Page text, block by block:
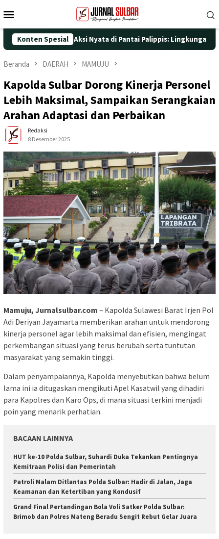
ke
Mobile
Konten Spesial
25 dengan Aksi Nyata di Pantai Palippis: Lingkungan dan
Beranda DAERAH MAMUJU
Kapolda Sulbar Dorong Kinerja Personel
Lebih Maksimal, Sampaikan Serangkaian
Arahan Adaptasi dan Perbaikan
Redaksi
8 Desember 2025
Mamuju, Jurnalsulbar.com – Kapolda Sulawesi Barat Irjen Pol
Adi Deriyan Jayamarta memberikan arahan untuk mendorong
kinerja personel agar lebih maksimal dan efisien, mengingat
perkembangan situasi yang terus berubah serta tuntutan
masyarakat yang semakin tinggi.
Dalam penyampaiannya, Kapolda menyebutkan bahwa belum
lama ini ia ditugaskan mengikuti Apel Kasatwil yang dihadiri
para Kapolres dan Karo Ops, di mana situasi terkini menjadi
poin yang menarik perhatian.
BACAAN LAINNYA
HUT ke-10 Polda Sulbar, Suhardi Duka Tekankan Pentingnya
Kemitraan Polisi dan Pemerintah
Patroli Malam Ditlantas Polda Sulbar: Hadir di Jalan, Jaga
Keamanan dan Ketertiban yang Kondusif
Grand Final Pertandingan Bola Voli Satker Polda Sulbar:
Brimob dan Polres Mateng Beradu Sengit Rebut Gelar Juara